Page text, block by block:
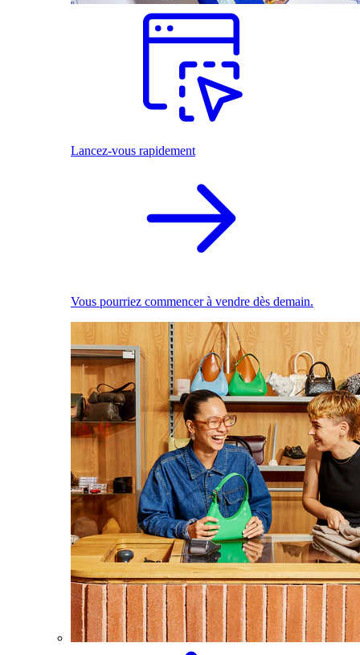
Lancez-vous rapidement
Vous pourriez commencer à vendre dès demain.